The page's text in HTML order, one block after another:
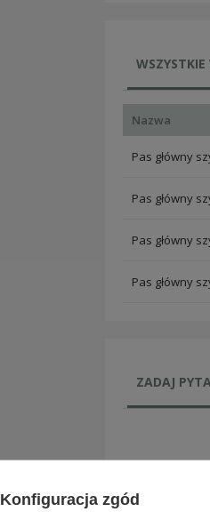
Nazwa
Pas główny
Pas główny
Pas główny
Pas główny
ZADAJ
Konfiguracja zgód